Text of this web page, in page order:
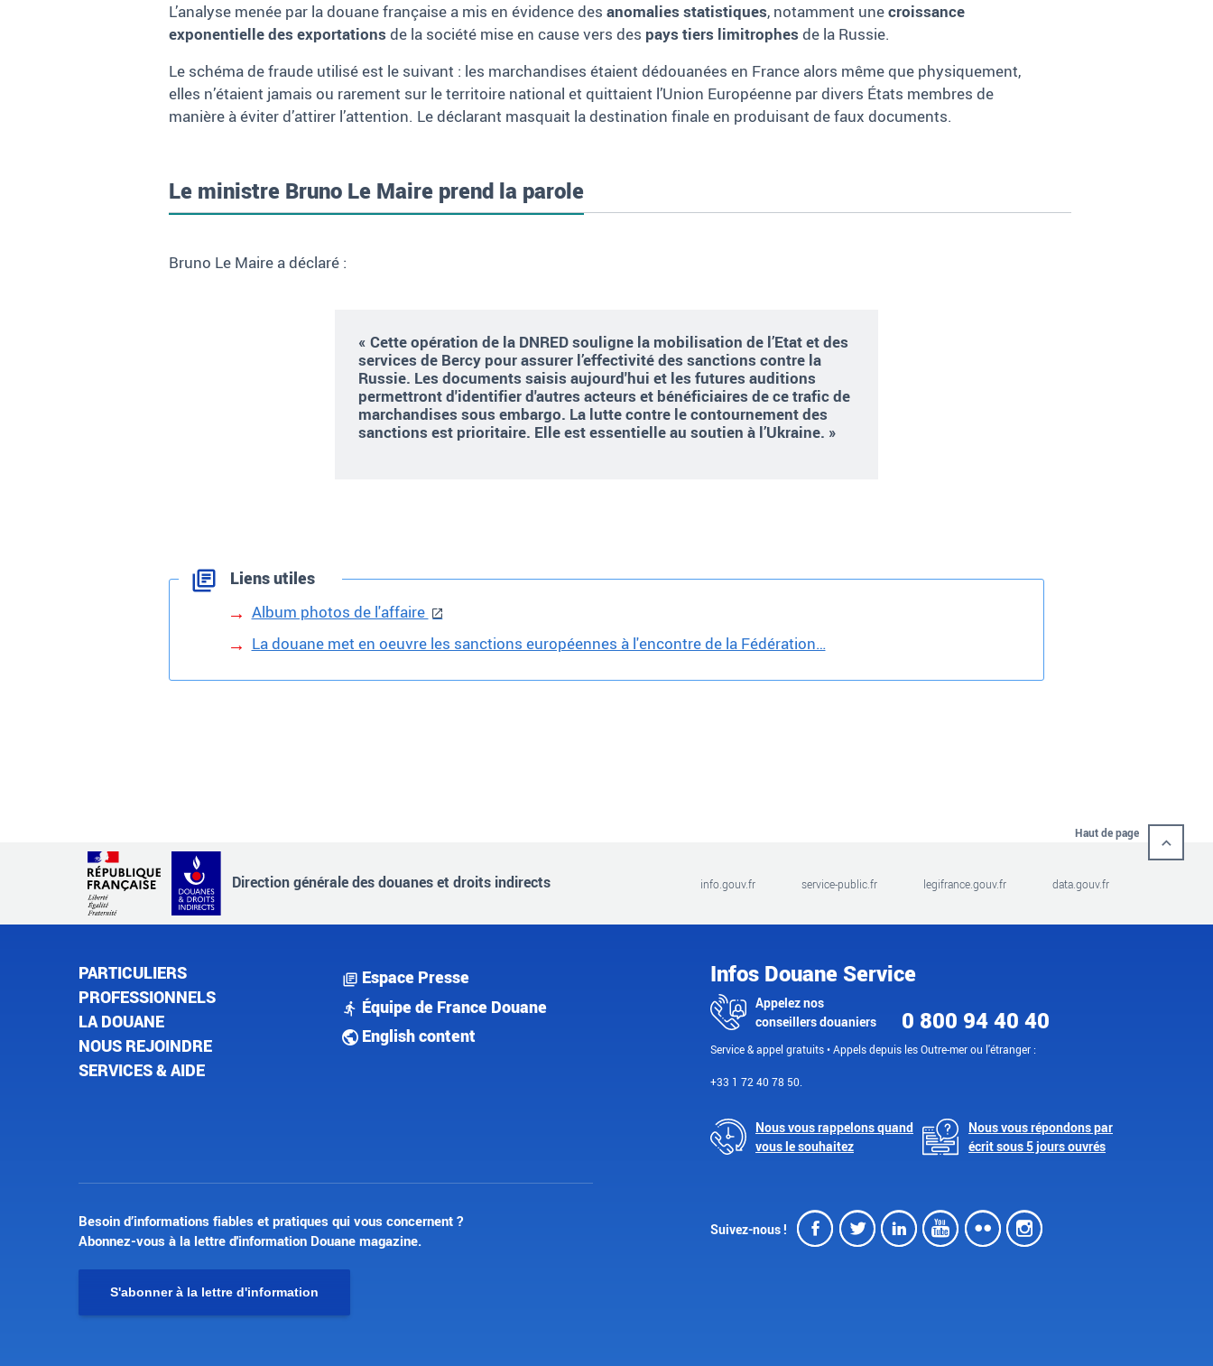
L’analyse menée par la douane française a mis en évidence des anomalies statistiques, notamment unecroissance
exponentielle des exportations de la société mise en cause vers des pays tiers limitrophes de la Russie.
Le schéma de fraude utilisé est le suivant : les marchandises étaient dédouanées en France alors même que physiquement,
elles n’étaient jamais ou rarement sur le territoire national et quittaient l’Union Européenne par divers États membres de
manière à éviter d’attirer l’attention. Le déclarant masquait la destination finale en produisant de faux documents.
Le ministre Bruno Le Maire prend la parole
Bruno Le Maire a déclaré :
« Cette opération de la DNRED souligne la mobilisation de l’Etat et des
services de Bercy pour assurer l’effectivité des sanctions contre la
Russie. Les documents saisis aujourd'hui et les futures auditions
permettront d'identifier d'autres acteurs et bénéficiaires de ce trafic de
marchandises sous embargo. La lutte contre le contournement des
sanctions est prioritaire. Elle est essentielle au soutien à l’Ukraine. »
Liens utiles
Album photos de l'affaire
La douane met en oeuvre les sanctions européennes à l'encontre de la Fédération…
Haut de page
Direction générale des douanes et droits indirects info.gouv.fr service-public.fr legifrance.gouv.fr data.gouv.fr
PARTICULIERS
PROFESSIONNELS
LA DOUANE
NOUS REJOINDRE
SERVICES & AIDE
Espace Presse
Équipe de France Douane
English content
Infos Douane Service
Appelez nos
conseillers douaniers
0 800 94 40 40
Service & appel gratuits • Appels depuis les Outre-mer ou l'étranger :
+33 1 72 40 78 50.
Nous vous rappelons quand
vous le souhaitez
Nous vous répondons par
écrit sous 5 jours ouvrés
Besoin d’informations fiables et pratiques qui vous concernent ?
Abonnez-vous à la lettre d'information Douane magazine.
S'abonner à la lettre d'information
Suivez-nous ! Facebook
Twitter
LinkedIn
Youtube
FlickrInstagram